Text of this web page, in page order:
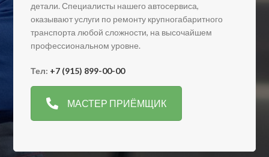
детали. Специалисты нашего автосервиса,
оказывают услуги по ремонту крупногабаритного
транспорта любой сложности, на высочайшем
профессиональном уровне.
Тел: +7 (915) 899-00-00
МАСТЕР ПРИЁМЩИК